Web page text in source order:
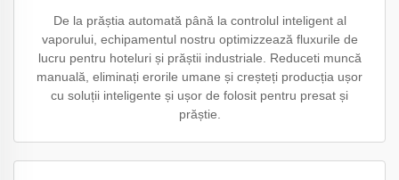
De la prăștia automată până la controlul inteligent al
vaporului, echipamentul nostru optimizzează fluxurile de
lucru pentru hoteluri și prăștii industriale. Reduceti muncă
manuală, eliminați erorile umane și creșteți producția ușor
cu soluții inteligente și ușor de folosit pentru presat și
prăștie.